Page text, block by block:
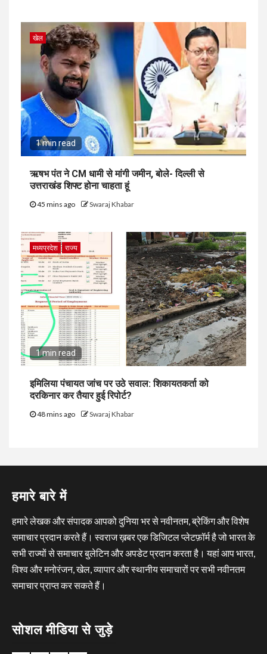
खेल
1 min read
ऋषभ पंत ने CM धामी से मांगी जमीन, बोले- दिल्ली से
उत्तराखंड शिफ्ट होना चाहता हूं
45 mins ago Swaraj Khabar
मध्यप्रदेश राज्य
1 min read
इमिलिया पंचायत जांच पर उठे सवाल: शिकायतकर्ता को
दरकिनार कर तैयार हुई रिपोर्ट?
48 mins ago Swaraj Khabar
हमारे बारे में
हमारे लेखक और संपादक आपको दुनिया भर से नवीनतम, ब्रेकिंग और विशेष
समाचार प्रदान करते हैं। स्वराज ख़बर एक डिजिटल प्लेटफ़ॉर्म है जो भारत के
सभी राज्यों से समाचार बुलेटिन और अपडेट प्रदान करता है। यहां आप भारत,
विश्व और मनोरंजन, खेल, व्यापार और स्थानीय समाचारों पर सभी नवीनतम
समाचार प्राप्त कर सकते हैं।
सोशल मीडिया से जुड़े